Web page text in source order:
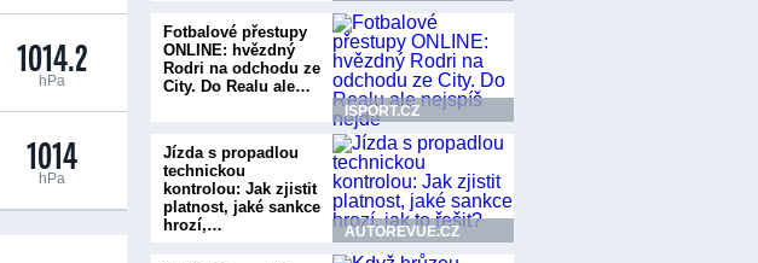
1014.2
hPa
1014
hPa
Fotbalové přestupy
ONLINE: hvězdný
Rodri na odchodu ze
City. Do Realu ale…
ISPORT.CZ
Jízda s propadlou
technickou
kontrolou: Jak zjistit
platnost, jaké sankce
hrozí,…
AUTOREVUE.CZ